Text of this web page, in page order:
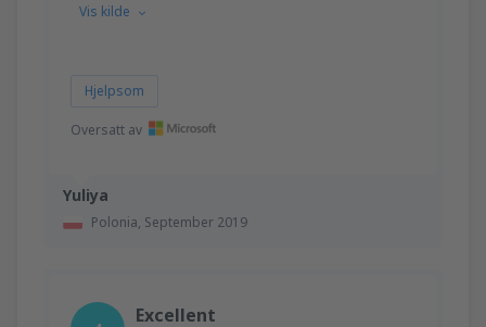
Yuliya
Polonia, September 2019
Vis kilde
Hjelpsom
Oversatt av
Excellent